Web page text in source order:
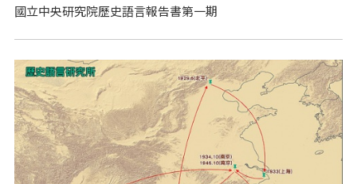
國立中央研究院歷史語言報告書第一期